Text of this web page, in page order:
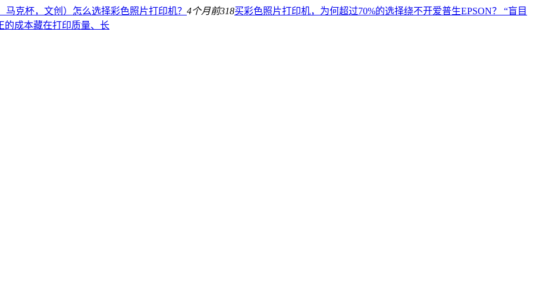
克杯，文创）怎么选择彩色照片打印机？ 4个月前318买彩色照片打印机，为何超过70%的选择绕不开爱普生EPSON？ “盲目
成本藏在打印质量、长